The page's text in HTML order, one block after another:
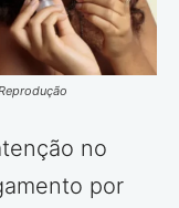
no
por